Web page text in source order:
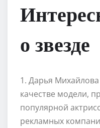
о звезде
1. Дарья
качестве модели,
популярной
рекламных